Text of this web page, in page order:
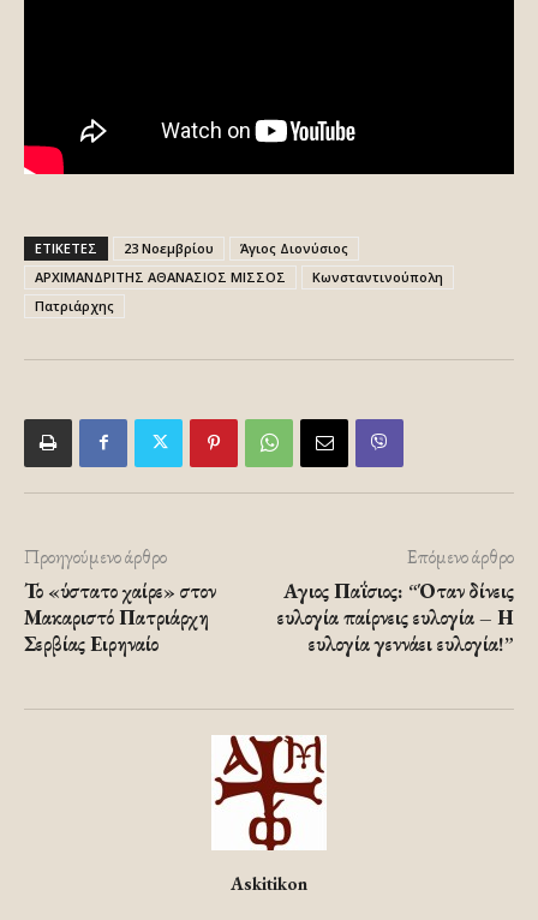
ΕΤΙΚΕΤΕΣ 23 Νοεμβρίου
Άγιος Διονύσιος
ΑΡΧΙΜΑΝΔΡΙΤΗΣ ΑΘΑΝΑΣΙΟΣ ΜΙΣΣΟΣ
Κωνσταντινούπολη
Πατριάρχης
Προηγούμενο άρθρο
Το «ύστατο χαίρε» στον
Μακαριστό Πατριάρχη
Σερβίας Ειρηναίο
Επόμενο άρθρο
Αγιος Παΐσιος: “Όταν δίνεις
ευλογία παίρνεις ευλογία – Η
ευλογία γεννάει ευλογία!”
Askitikon